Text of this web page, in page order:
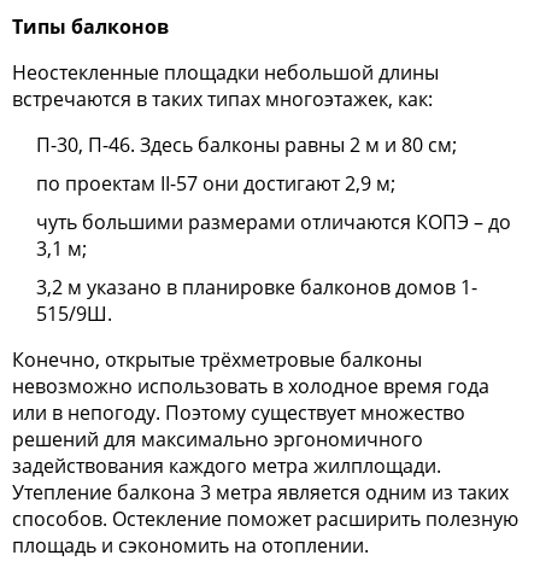
Типы балконов
Неостекленные площадки небольшой длины
встречаются в таких типах многоэтажек, как:
П-30, П-46. Здесь балконы равны 2 м и 80 см;
по проектам II-57 они достигают 2,9 м;
чуть большими размерами отличаются КОПЭ – до
3,1 м;
3,2 м указано в планировке балконов домов 1-
515/9Ш.
Конечно, открытые трёхметровые балконы
невозможно использовать в холодное время года
или в непогоду. Поэтому существует множество
решений для максимально эргономичного
задействования каждого метра жилплощади.
Утепление балкона 3 метра является одним из таких
способов. Остекление поможет расширить полезную
площадь и сэкономить на отоплении.